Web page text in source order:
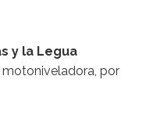
y la Legua
por